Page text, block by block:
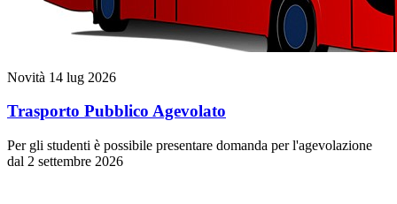
Novità 14 lug 2026
Trasporto Pubblico Agevolato
Per gli studenti è possibile presentare domanda per l'agevolazione
dal 2 settembre 2026